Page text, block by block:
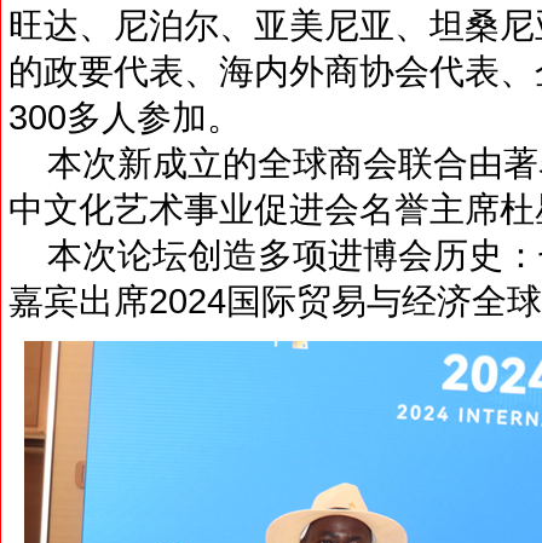
旺达、尼泊尔、亚美尼亚、坦桑
的政要代表、海内外商协会代表
300多人参加。
本次新成立的全球商会联合由
中文化艺术事业促进会名誉主席
本次论坛创造多项进博会历史
嘉宾出席2024国际贸易与经济全